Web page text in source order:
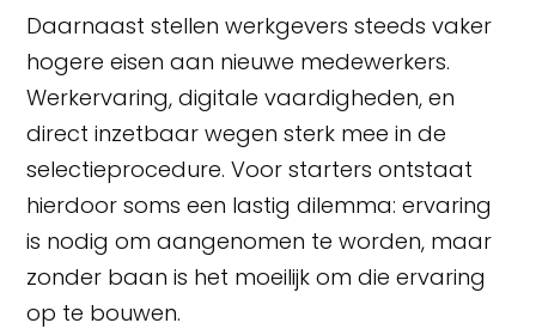
Daarnaast stellen werkgevers steeds vaker
hogere eisen aan nieuwe medewerkers.
Werkervaring, digitale vaardigheden, en
direct inzetbaar wegen sterk mee in de
selectieprocedure. Voor starters ontstaat
hierdoor soms een lastig dilemma: ervaring
is nodig om aangenomen te worden, maar
zonder baan is het moeilijk om die ervaring
op te bouwen.